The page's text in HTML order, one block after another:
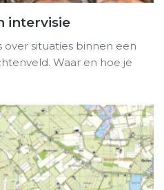
intervisie
over situaties binnen een
Waar en hoe je